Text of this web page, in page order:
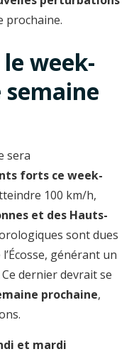
prochaine.
week-
sera
forts ce week-
100 km/h,
et des Hauts-
sont dues
générant un
dernier devrait se
prochaine,
et mardi